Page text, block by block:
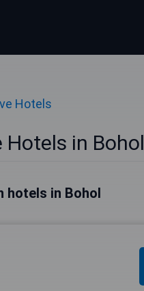
Hotels
Hotels in Bohol
hotels in Bohol